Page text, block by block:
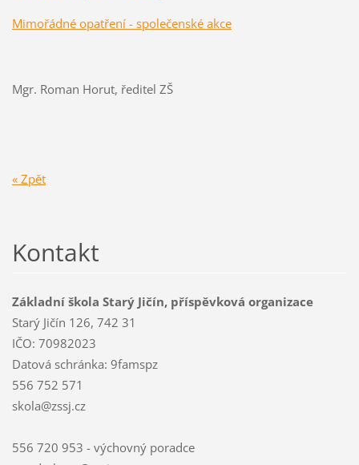
Mimořádné opatření - společenské akce
Mgr. Roman Horut, ředitel ZŠ
« Zpět
Kontakt
Základní škola Starý Jičín, příspěvková organizace
Starý Jičín 126, 742 31
IČO: 70982023
Datová schránka: 9famspz
556 752 571
skola@zssj.cz
556 720 953 - výchovný poradce